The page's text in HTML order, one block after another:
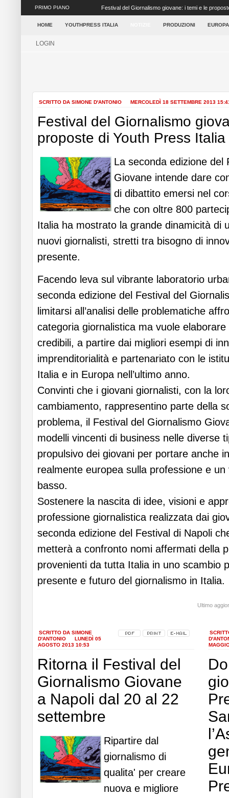
PRIMO PIANO Ritorna il Festival del Giornalismo Giovane a
settore dei media ...
HOME YOUTHPRESS ITALIA PRODUZIONI
LOGIN
SCRITTO DA SIMONE D'ANTONIO MERCOLEDÌ 18 SETTEMBRE 2013
Festival del Giornalismo
proposte di Youth Press Italia
La seconda edizione del
Giovane intende dare
di dibattito emersi nel
che con oltre 800
Italia ha mostrato la grande dinamicità di
nuovi giornalisti, stretti tra bisogno di
presente.
Facendo leva sul vibrante laboratorio
seconda edizione del Festival del
limitarsi all’analisi delle problematiche
categoria giornalistica ma vuole
credibili, a partire dai migliori esempi di
imprenditorialità e partenariato con le
Italia e in Europa nell’ultimo anno.
Convinti che i giovani giornalisti, con la
cambiamento, rappresentino parte della
problema, il Festival del Giornalismo
modelli vincenti di business nelle diverse
propulsivo dei giovani per portare anche
realmente europea sulla professione e
basso.
Sostenere la nascita di idee, visioni e
professione giornalistica realizzata dai
seconda edizione del Festival di Napoli
metterà a confronto nomi affermati della
provenienti da tutta Italia in uno scambio
presente e futuro del giornalismo in Italia.
Ultimo
SCRITTO DA SIMONE
D'ANTONIO
LUNEDÌ 05
AGOSTO 2013 10:53
Ritorna il Festival del
Giornalismo Giovane
a Napoli dal 20 al 22
settembre
Ripartire dal
giornalismo di
qualita' per creare
nuova e migliore